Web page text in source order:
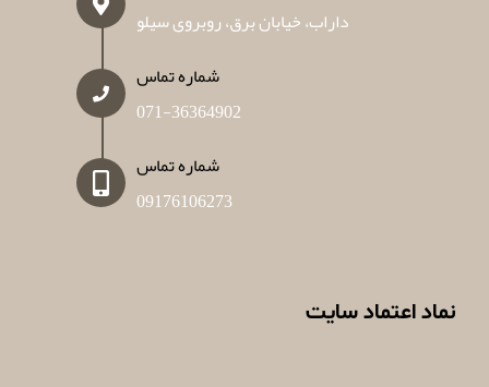
داراب، خیابان برق، روبروی سیلو
شماره تماس
071-36364902
شماره تماس
09176106273
نماد اعتماد سایت